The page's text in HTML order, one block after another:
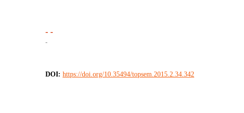
- -
-
DOI: https://doi.org/10.35494/topsem.2015.2.34.342